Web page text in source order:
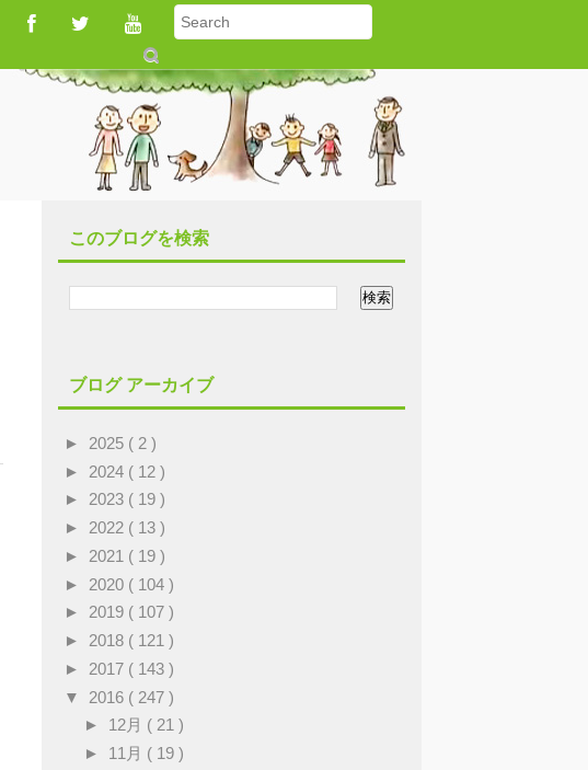
S
u
b
m
it
このブログを検索
ブログ アーカイブ
► 2025 ( 2 )
► 2024 ( 12 )
► 2023 ( 19 )
► 2022 ( 13 )
► 2021 ( 19 )
► 2020 ( 104 )
► 2019 ( 107 )
► 2018 ( 121 )
► 2017 ( 143 )
▼ 2016 ( 247 )
► 12月 ( 21 )
► 11月 ( 19 )